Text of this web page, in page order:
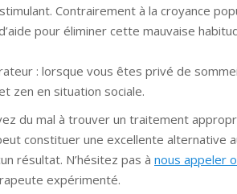
Contrairement à la croyance
pour éliminer cette mauvaise
: lorsque vous êtes privé de
zen en situation sociale.
du mal à trouver un traitement
constituer une excellente alternative
résultat. N’hésitez pas à nous appeler
expérimenté.